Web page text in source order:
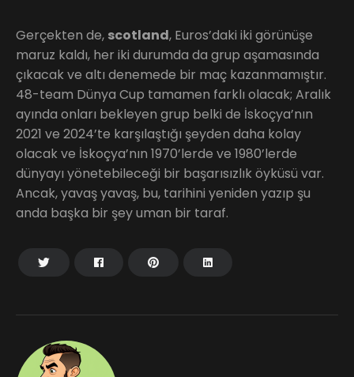
Gerçekten de, scotland, Euros’daki iki görünüşe
maruz kaldı, her iki durumda da grup aşamasında
çıkacak ve altı denemede bir maç kazanmamıştır.
48-team Dünya Cup tamamen farklı olacak; Aralık
ayında onları bekleyen grup belki de İskoçya’nın
2021 ve 2024’te karşılaştığı şeyden daha kolay
olacak ve İskoçya’nın 1970’lerde ve 1980’lerde
dünyayı yönetebileceği bir başarısızlık öyküsü var.
Ancak, yavaş yavaş, bu, tarihini yeniden yazıp şu
anda başka bir şey uman bir taraf.